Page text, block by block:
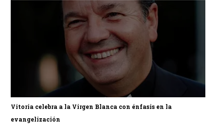
Vitoria celebra a la Virgen Blanca con énfasis en la
evangelización